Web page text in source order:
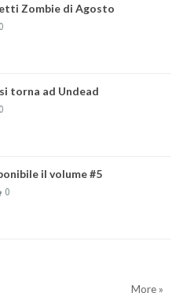
Zombie di Agosto
0
torna ad Undead
0
il volume #5
0
More »